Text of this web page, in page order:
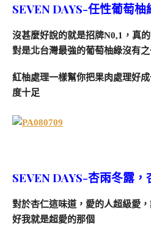
SEVEN DAYS-任性葡萄柚
沒甚麼好說的就是招牌N0,1，真
對是北台灣最強的葡萄柚綠沒有
紅柚處理一樣幫你把果肉處理好
度十足
SEVEN DAYS-杏雨冬露，
對於杏仁這味道，愛的人超級愛
好我就是超愛的那個